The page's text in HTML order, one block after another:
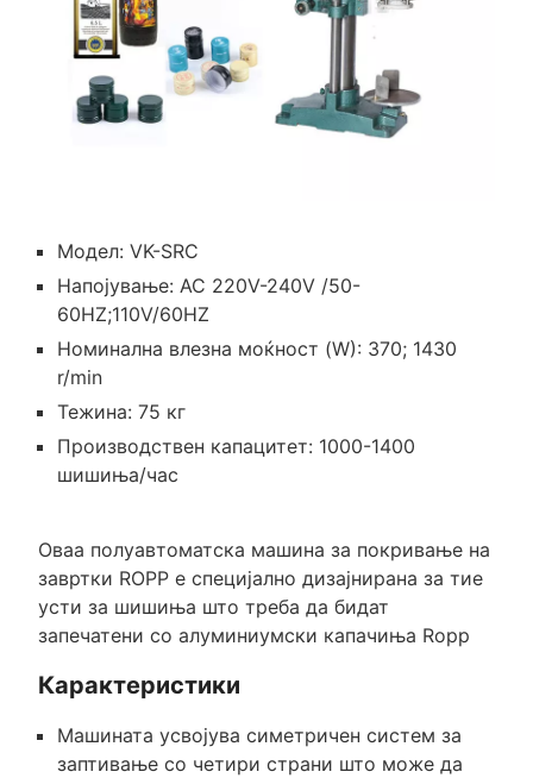
Модел: VK-SRC
Напојување: AC 220V-240V /50-
60HZ;110V/60HZ
Номинална влезна моќност (W): 370; 1430
r/min
Тежина: 75 кг
Производствен капацитет: 1000-1400
шишиња/час
Оваа полуавтоматска машина за покривање на
завртки ROPP е специјално дизајнирана за тие
усти за шишиња што треба да бидат
запечатени со алуминиумски капачиња Ropp
Карактеристики
Машината усвојува симетричен систем за
заптивање со четири страни што може да